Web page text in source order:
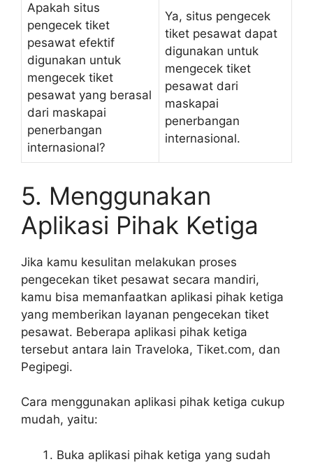
Apakah situs
pengecek tiket
pesawat efektif
digunakan untuk
mengecek tiket
pesawat yang berasal
dari maskapai
penerbangan
internasional?
Ya, situs pengecek
tiket pesawat dapat
digunakan untuk
mengecek tiket
pesawat dari
maskapai
penerbangan
internasional.
5. Menggunakan
Aplikasi Pihak Ketiga
Jika kamu kesulitan melakukan proses
pengecekan tiket pesawat secara mandiri,
kamu bisa memanfaatkan aplikasi pihak ketiga
yang memberikan layanan pengecekan tiket
pesawat. Beberapa aplikasi pihak ketiga
tersebut antara lain Traveloka, Tiket.com, dan
Pegipegi.
Cara menggunakan aplikasi pihak ketiga cukup
mudah, yaitu:
Buka aplikasi pihak ketiga yang sudah